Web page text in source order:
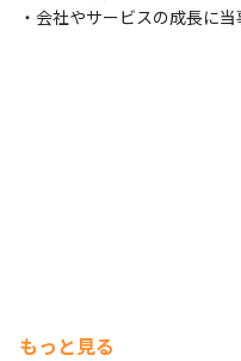
・会社やサービスの成長に
もっと見る